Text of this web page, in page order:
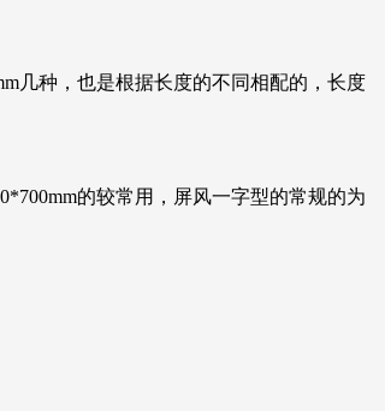
几种，也是根据长度的不同相配的，长度
的较常用，屏风一字型的常规的为